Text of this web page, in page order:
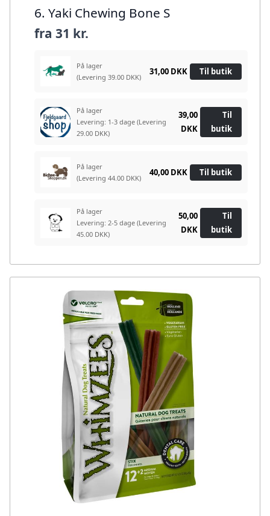
6. Yaki Chewing Bone S
fra 31 kr.
På lager
(Levering 39.00 DKK)
31,00 DKK Til butik
På lager
Levering: 1-3 dage (Levering
29.00 DKK)
39,00
DKK
Til
butik
På lager
(Levering 44.00 DKK)
40,00 DKK Til butik
På lager
Levering: 2-5 dage (Levering
45.00 DKK)
50,00
DKK
Til
butik